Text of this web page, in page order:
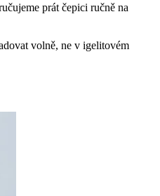
prát čepici ručně na
volně, ne v igelitovém